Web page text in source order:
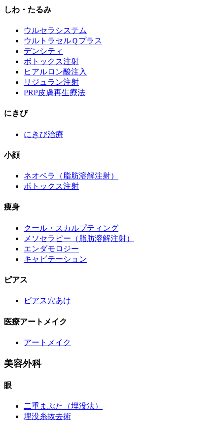
しわ・たるみ
ウルセラシステム
ウルトラセルＱプラス
デンシティ
ボトックス注射
ヒアルロン酸注入
リジュラン注射
PRP皮膚再生療法
にきび
にきび治療
小顔
ネオベラ（脂肪溶解注射）
ボトックス注射
痩身
クール・スカルプティング
メソセラピー（脂肪溶解注射）
エンダモロジー
キャビテーション
ピアス
ピアス穴あけ
医療アートメイク
アートメイク
美容外科
眼
二重まぶた（埋没法）
埋没糸抜去術